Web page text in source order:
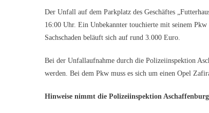
Der Unfall auf dem Parkplatz des Geschäftes
16:00 Uhr. Ein Unbekannter touchierte mit seinem
Sachschaden beläuft sich auf rund 3.000 Euro.
Bei der Unfallaufnahme durch die Polizeiinspektion
werden. Bei dem Pkw muss es sich um einen Opel
Hinweise nimmt die Polizeiinspektion